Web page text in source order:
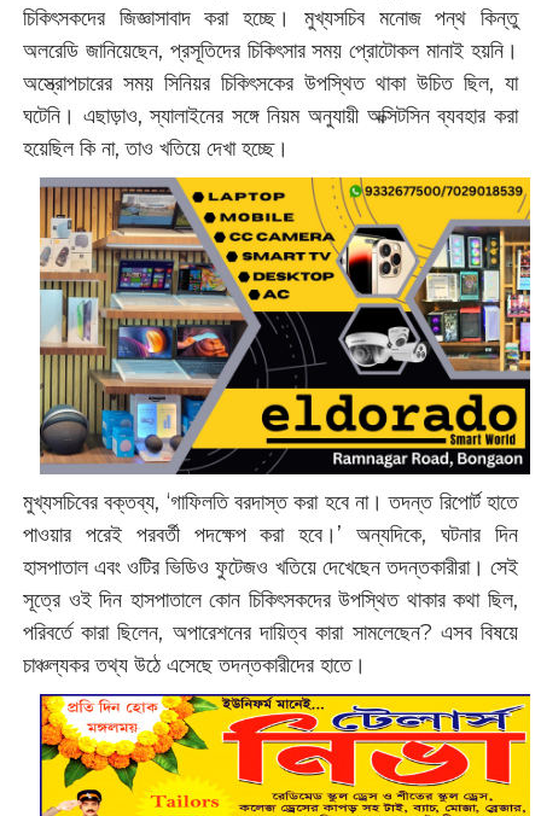
চিকিৎসকদের জিজ্ঞাসাবাদ করা হচ্ছে। মুখ্যসচিব মনোজ পন্থ কিন্তু
অলরেডি জানিয়েছেন, প্রসূতিদের চিকিৎসার সময় প্রোটোকল মানাই হয়নি।
অস্ত্রোপচারের সময় সিনিয়র চিকিৎসকের উপস্থিত থাকা উচিত ছিল, যা
ঘটেনি। এছাড়াও, স্যালাইনের সঙ্গে নিয়ম অনুযায়ী অক্সিটসিন ব্যবহার করা
হয়েছিল কি না, তাও খতিয়ে দেখা হচ্ছে।
মুখ্যসচিবের বক্তব্য, ‘গাফিলতি বরদাস্ত করা হবে না। তদন্ত রিপোর্ট হাতে
পাওয়ার পরেই পরবর্তী পদক্ষেপ করা হবে।’ অন্যদিকে, ঘটনার দিন
হাসপাতাল এবং ওটির ভিডিও ফুটেজও খতিয়ে দেখেছেন তদন্তকারীরা। সেই
সূত্রে ওই দিন হাসপাতালে কোন চিকিৎসকদের উপস্থিত থাকার কথা ছিল,
পরিবর্তে কারা ছিলেন, অপারেশনের দায়িত্ব কারা সামলেছেন? এসব বিষয়ে
চাঞ্চল্যকর তথ্য উঠে এসেছে তদন্তকারীদের হাতে।